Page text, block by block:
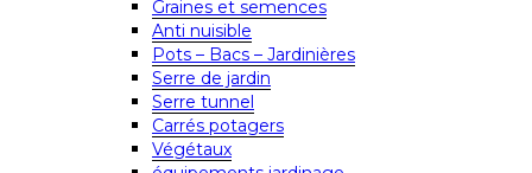
Graines et semences
Anti nuisible
Pots – Bacs – Jardinières
Serre de jardin
Serre tunnel
Carrés potagers
Végétaux